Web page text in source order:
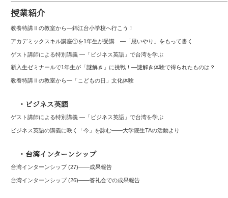
授業紹介
教養特講Ⅱの教室から―錦江台小学校へ行こう！
アカデミックスキル講座①を1年生が受講 ―「思いやり」をもって書く
ゲスト講師による特別講義 ―「ビジネス英語」で台湾を学ぶ
新入生ゼミナールで1年生が「謎解き」に挑戦！―謎解き体験で得られたものは？
教養特講Ⅱの教室から―「こどもの日」文化体験
・ビジネス英語
ゲスト講師による特別講義 ―「ビジネス英語」で台湾を学ぶ
ビジネス英語の講義に咲く「今」を詠む――大学院生TAの活動より
・台湾インターンシップ
台湾インターンシップ (27)——成果報告
台湾インターンシップ (26)――答礼会での成果報告